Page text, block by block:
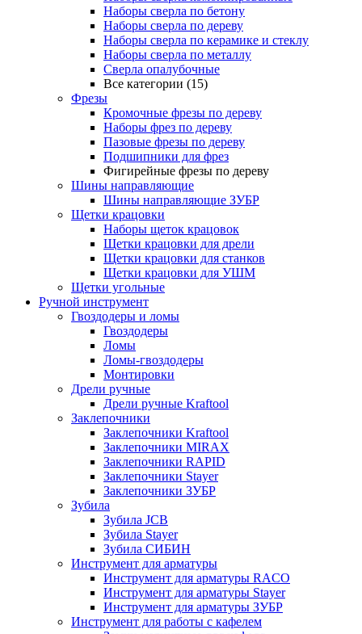
Наборы сверла по бетону
Наборы сверла по дереву
Наборы сверла по керамике и стеклу
Наборы сверла по металлу
Сверла опалубочные
Все категории (15)
Фрезы
Кромочные фрезы по дереву
Наборы фрез по дереву
Пазовые фрезы по дереву
Подшипники для фрез
Фигирейные фрезы по дереву
Шины направляющие
Шины направляющие ЗУБР
Щетки крацовки
Наборы щеток крацовок
Щетки крацовки для дрели
Щетки крацовки для станков
Щетки крацовки для УШМ
Щетки угольные
Ручной инструмент
Гвоздодеры и ломы
Гвоздодеры
Ломы
Ломы-гвоздодеры
Монтировки
Дрели ручные
Дрели ручные Kraftool
Заклепочники
Заклепочники Kraftool
Заклепочники MIRAX
Заклепочники RAPID
Заклепочники Stayer
Заклепочники ЗУБР
Зубила
Зубила JCB
Зубила Stayer
Зубила СИБИН
Инструмент для арматуры
Инструмент для арматуры RACO
Инструмент для арматуры Stayer
Инструмент для арматуры ЗУБР
Инструмент для работы с кафелем